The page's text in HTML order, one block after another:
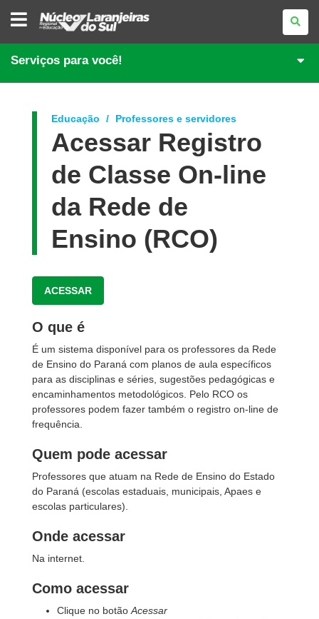
NÚCLEO
REGIONAL
EDUCAÇÃO
DE
LARANJEIRAS
SUL
Serviços para você!
Educação Professores e servidores
Acessar Registro
de Classe On-line
da Rede de
Ensino (RCO)
ACESSAR
O que é
É um sistema disponível para os professores da Rede
de Ensino do Paraná com planos de aula específicos
para as disciplinas e séries, sugestões pedagógicas e
encaminhamentos metodológicos. Pelo RCO os
professores podem fazer também o registro on-line de
frequência.
Quem pode acessar
Professores que atuam na Rede de Ensino do Estado
do Paraná (escolas estaduais, municipais, Apaes e
escolas particulares).
Onde acessar
Na internet.
Como acessar
Clique no botão Acessar